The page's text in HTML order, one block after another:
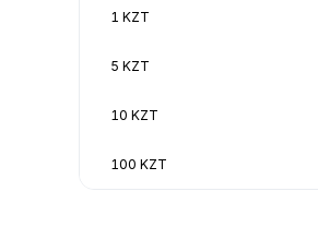
1 KZT
5 KZT
10 KZT
100 KZT